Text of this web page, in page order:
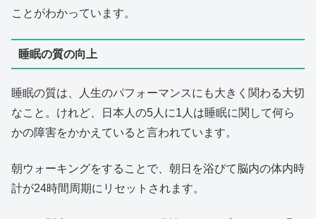
ことがわかっています。
睡眠の質の向上
睡眠の質は、人生のパフォーマンスにも大きく関わる大切
なこと。けれど、日本人の5人に1人は睡眠に関して何ら
かの障害をかかえていると言われています。
朝ウォーキングをすることで、朝日を浴びて脳内の体内時
計が24時間周期にリセットされます。